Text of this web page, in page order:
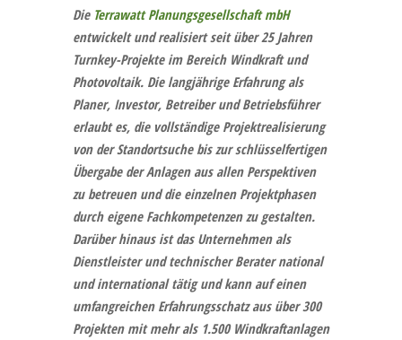
Die Terrawatt Planungsgesellschaft mbH
entwickelt und realisiert seit über 25 Jahren
Turnkey-Projekte im Bereich Windkraft und
Photovoltaik. Die langjährige Erfahrung als
Planer, Investor, Betreiber und Betriebsführer
erlaubt es, die vollständige Projektrealisierung
von der Standortsuche bis zur schlüsselfertigen
Übergabe der Anlagen aus allen Perspektiven
zu betreuen und die einzelnen Projektphasen
durch eigene Fachkompetenzen zu gestalten.
Darüber hinaus ist das Unternehmen als
Dienstleister und technischer Berater national
und international tätig und kann auf einen
umfangreichen Erfahrungsschatz aus über 300
Projekten mit mehr als 1.500 Windkraftanlagen